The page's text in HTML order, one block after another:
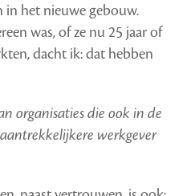
in het nieuwe gebouw.
was, of ze nu 25 jaar of
dacht ik: dat hebben
organisaties die ook in de
werkgever